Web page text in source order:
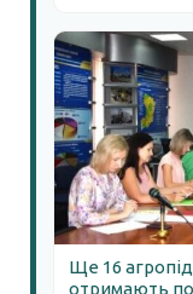
Ще 16
отримають